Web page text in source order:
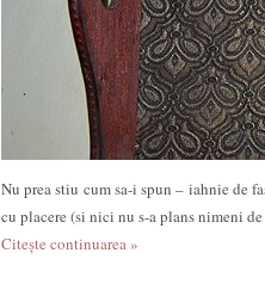
Nu prea stiu cum sa-i spun – iahnie de
cu placere (si nici nu s-a plans nimeni
Citește continuarea »